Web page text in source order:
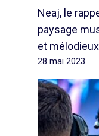
Neaj, le
paysage
et mélodieux
28 mai 2023